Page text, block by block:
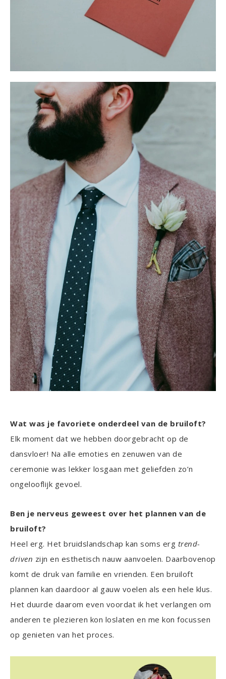
Wat was je favoriete onderdeel van de bruiloft?
Elk moment dat we hebben doorgebracht op de
dansvloer! Na alle emoties en zenuwen van de
ceremonie was lekker losgaan met geliefden zo’n
ongelooflijk gevoel.
Ben je nerveus geweest over het plannen van de
bruiloft?
Heel erg. Het bruidslandschap kan soms erg trend-
driven zijn en esthetisch nauw aanvoelen. Daarbovenop
komt de druk van familie en vrienden. Een bruiloft
plannen kan daardoor al gauw voelen als een hele klus.
Het duurde daarom even voordat ik het verlangen om
anderen te plezieren kon loslaten en me kon focussen
op genieten van het proces.